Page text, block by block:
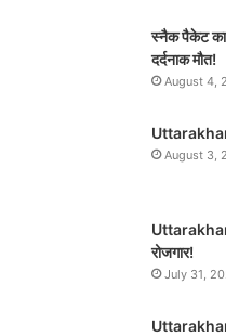
स्नैक पैकेट का
दर्दनाक मौत!
August 4,
August 3,
रोजगार!
July 31,